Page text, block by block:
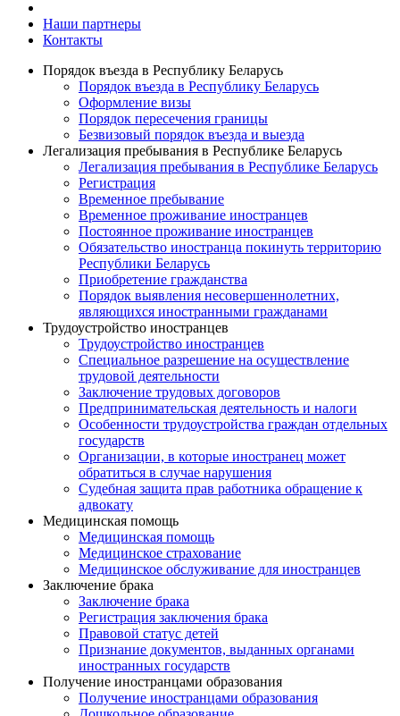
Наши партнеры
Контакты
Порядок въезда в Республику Беларусь
Порядок въезда в Республику Беларусь
Оформление визы
Порядок пересечения границы
Безвизовый порядок въезда и выезда
Легализация пребывания в Республике Беларусь
Легализация пребывания в Республике Беларусь
Регистрация
Временное пребывание
Временное проживание иностранцев
Постоянное проживание иностранцев
Обязательство иностранца покинуть территорию
Республики Беларусь
Приобретение гражданства
Порядок выявления несовершеннолетних,
являющихся иностранными гражданами
Трудоустройство иностранцев
Трудоустройство иностранцев
Специальное разрешение на осуществление
трудовой деятельности
Заключение трудовых договоров
Предпринимательская деятельность и налоги
Особенности трудоустройства граждан отдельных
государств
Организации, в которые иностранец может
обратиться в случае нарушения
Судебная защита прав работника обращение к
адвокату
Медицинская помощь
Медицинская помощь
Медицинское страхование
Медицинское обслуживание для иностранцев
Заключение брака
Заключение брака
Регистрация заключения брака
Правовой статус детей
Признание документов, выданных органами
иностранных государств
Получение иностранцами образования
Получение иностранцами образования